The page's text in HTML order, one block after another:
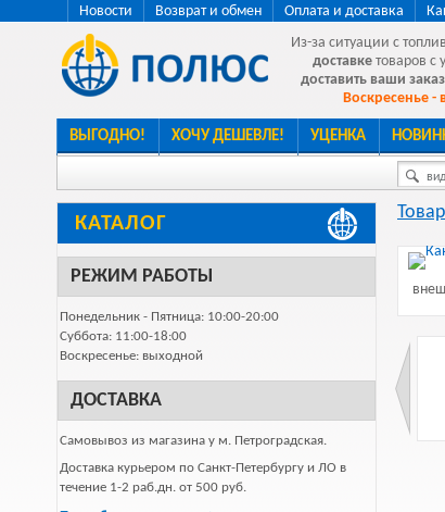
Новости Возврат и обмен Оплата и доставка
Из-за ситуации с
доставке товаров с
доставить ваши
Воскресенье -
ВЫГОДНО! ХОЧУ ДЕШЕВЛЕ! УЦЕНКА
КАТАЛОГ
РЕЖИМ РАБОТЫ
Понедельник - Пятница: 10:00-20:00
Суббота: 11:00-18:00
Воскресенье: выходной
ДОСТАВКА
Самовывоз из магазина у м. Петроградская.
Доставка курьером по Санкт-Петербургу и ЛО в
течение 1-2 раб.дн. от 500 руб.